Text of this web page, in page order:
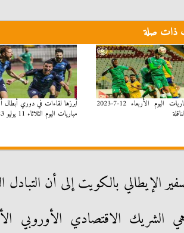
ذات صلة
مواعيد مباريات اليوم الأربعاء 12-7-2023
أبرزها لقاءات في دوري أبطال
مباريات اليوم الثلاثاء 11 يوليو 2023
الإيطالي بالكويت إلى أن
هي الشريك الاقتصادي الأوروبي